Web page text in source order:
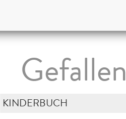
Gefallen
KINDERBUCH